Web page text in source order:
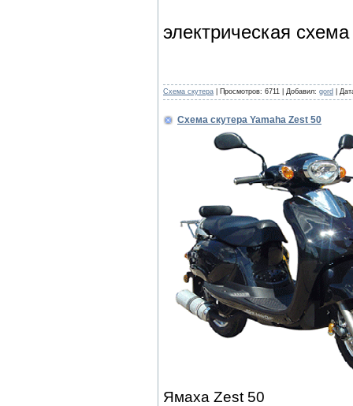
электрическая схема
Cхема скутера Просмотров: 6711 Добавил: gord
Схема скутера Yamaha Zest 50
Ямаха Zest 50